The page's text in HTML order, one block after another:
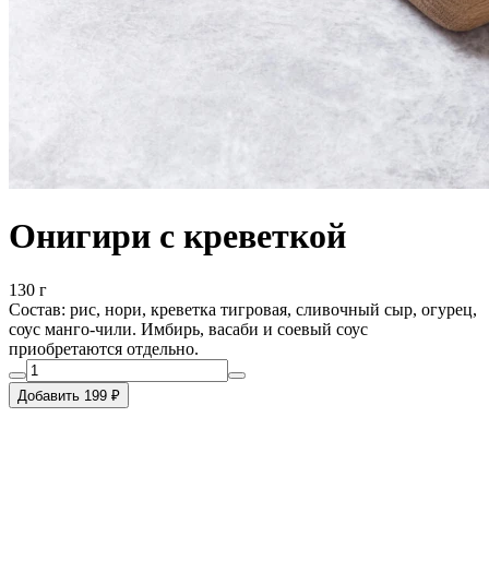
Онигири с креветкой
130 г
Состав: рис, нори, креветка тигровая, сливочный сыр, огурец,
соус манго-чили. Имбирь, васаби и соевый соус
приобретаются отдельно.
Добавить 199 ₽